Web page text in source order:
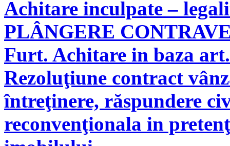
Achitare inculpate –
PLÂNGERE
Furt. Achitare in baza
Rezoluţiune contract
întreţinere, răspundere
reconvenţionala in